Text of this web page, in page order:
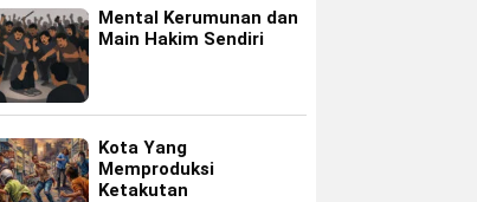
Mental Kerumunan dan
Main Hakim Sendiri
Kota Yang
Memproduksi
Ketakutan